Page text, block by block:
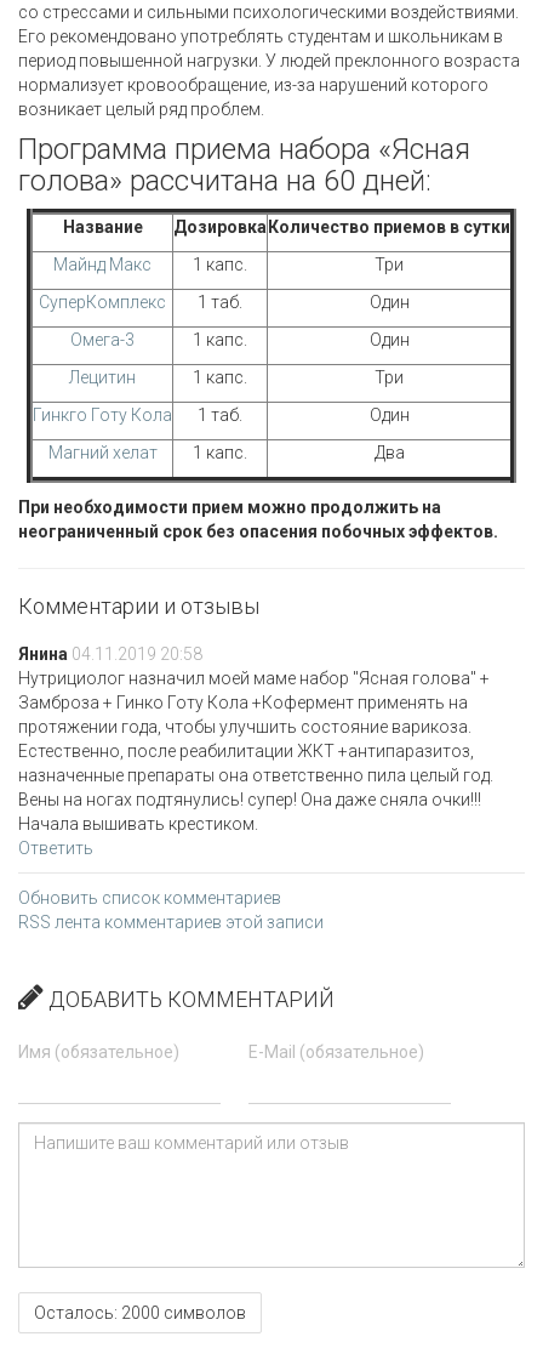
со стрессами и сильными психологическими воздействиями.
Его рекомендовано употреблять студентам и школьникам в
период повышенной нагрузки. У людей преклонного возраста
нормализует кровообращение, из-за нарушений которого
возникает целый ряд проблем.
Программа приема набора «Ясная
голова» рассчитана на 60 дней:
Название Дозировка Количество приемов в сутки
Майнд Макс
1 капс.
Три
СуперКомплекс
1 таб.
Один
Омега-3
1 капс.
Один
Лецитин
1 капс.
Три
Гинкго Готу Кола
1 таб.
Один
Магний хелат
1 капс. Два
При необходимости прием можно продолжить на
неограниченный срок без опасения побочных эффектов.
Комментарии и отзывы
Янина 04.11.2019 20:58
Нутрициолог назначил моей маме набор "Ясная голова" +
Замброза + Гинко Готу Кола +Кофермент применять на
протяжении года, чтобы улучшить состояние варикоза.
Естественно, после реабилитации ЖКТ +антипаразитоз,
назначенные препараты она ответственно пила целый год.
Вены на ногах подтянулись! супер! Она даже сняла очки!!!
Начала вышивать крестиком.
Ответить
Обновить список комментариев
RSS лента комментариев этой записи
ДОБАВИТЬ КОММЕНТАРИЙ
Имя (обязательное) E-Mail (обязательное)
Осталось: 2000 символов